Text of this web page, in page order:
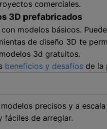
comerciales.
3D prefabricados
modelos básicos.
de diseño 3D te
3d gratuitos.
beneficios y desafíos de la
precisos y a
fáciles de arreglar.